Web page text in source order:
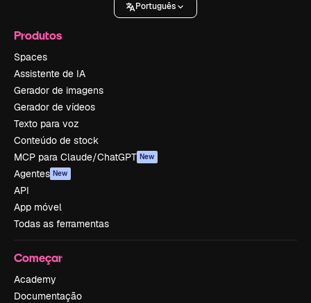
Português
Produtos
Spaces
Assistente de IA
Gerador de imagens
Gerador de vídeos
Texto para voz
Conteúdo de stock
MCP para Claude/ChatGPT New
Agentes New
API
App móvel
Todas as ferramentas
Começar
Academy
Documentação